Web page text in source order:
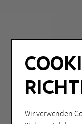
Wir verwenden